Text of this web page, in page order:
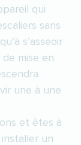
qui
sans
s’asseoir
mise en
une à une
et êtes à
un